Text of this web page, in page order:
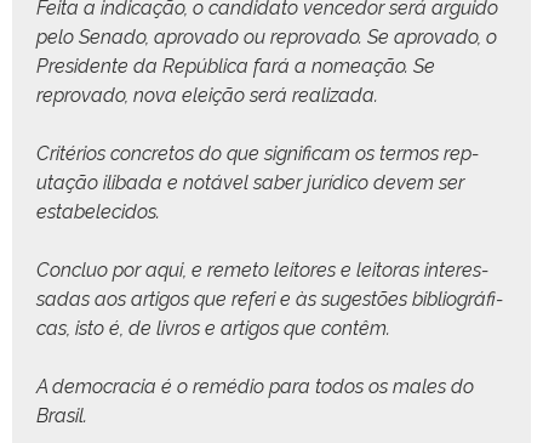
Fei­ta a indi­cação, o can­dida­to vence­dor será argui­do
pelo Sena­do, aprova­do ou reprova­do. Se aprova­do, o
Pres­i­dente da Repúbli­ca fará a nomeação. Se
reprova­do, nova eleição será realizada.
Critérios con­cre­tos do que sig­nifi­cam os ter­mos rep­
utação iliba­da e notáv­el saber jurídi­co devem ser
estabelecidos.
Con­cluo por aqui, e reme­to leitores e leitoras inter­es­
sadas aos arti­gos que referi e às sug­estões bib­li­ográ­fi­
cas, isto é, de livros e arti­gos que contêm.
A democ­ra­cia é o remé­dio para todos os males do
Brasil.